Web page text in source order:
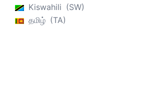
Kiswahili
SW
தமிழ்
TA